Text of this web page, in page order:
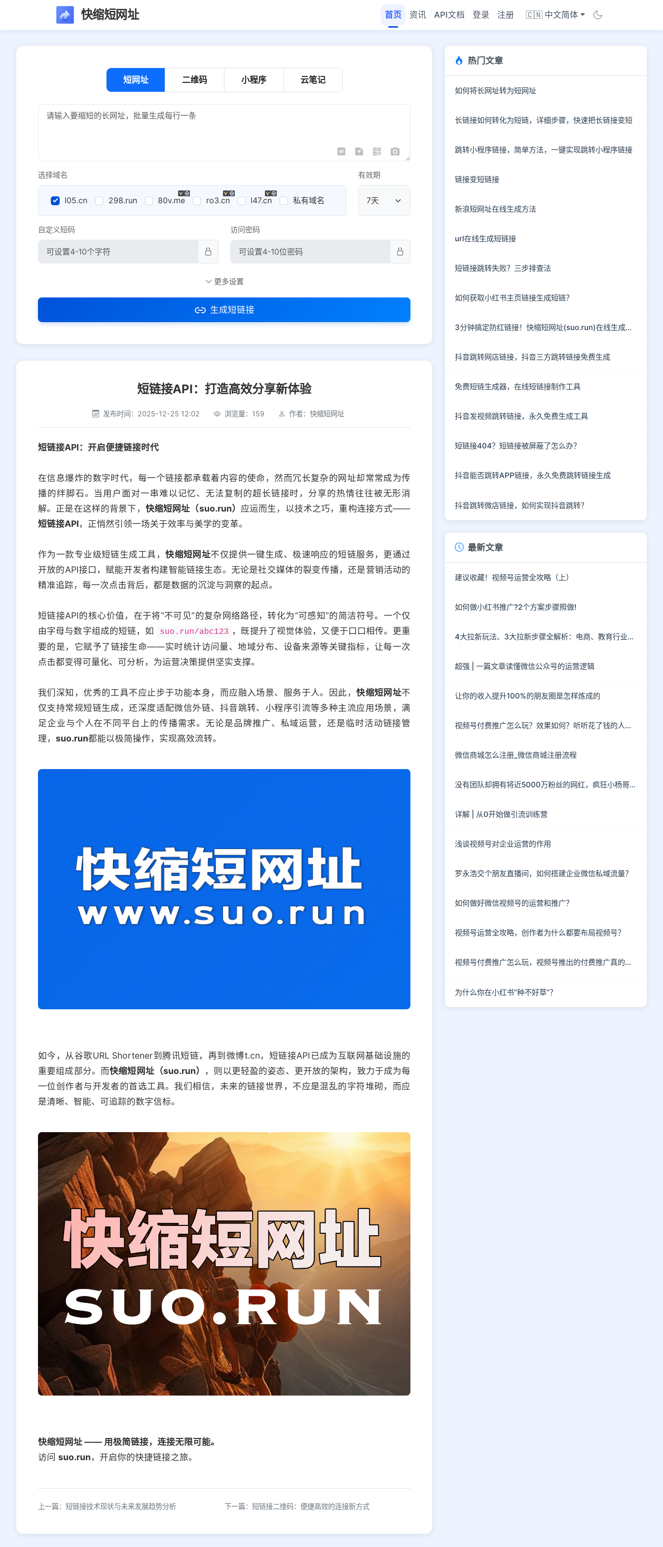
快缩短网址 首页 资讯 API文档 登录 注册 🇨🇳 中文简体
短网址 二维码 小程序 云笔记
选择域名
l05.cn 298.run 80v.me ro3.cn l47.cn 私有域名 公共域名
有效期
自定义短码 访问密码
社交平台 电商平台
选择防红平台类型，避免链接被拦截
平台设置
iOS Android PC 其他
更多设置
生成短链接
短链接API：打造高效分享新体验
发布时间：2025-12-25 12:02 浏览量：159 作者：快缩短网址
短链接API：开启便捷链接时代
在信息爆炸的数字时代，每一个链接都承载着内容的使命，然而冗长复杂的网址却常常成为传
播的绊脚石。当用户面对一串难以记忆、无法复制的超长链接时，分享的热情往往被无形消
解。正是在这样的背景下， 快缩短网址（suo.run） 应运而生，以技术之巧，重构连接方式——
短链接API，正悄然引领一场关于效率与美学的变革。
作为一款专业级短链生成工具，快缩短网址不仅提供一键生成、极速响应的短链服务，更通过
开放的API接口，赋能开发者构建智能链接生态。无论是社交媒体的裂变传播，还是营销活动的
精准追踪，每一次点击背后，都是数据的沉淀与洞察的起点。
短链接API的核心价值，在于将“不可见”的复杂网络路径，转化为“可感知”的简洁符号。一个仅
由字母与数字组成的短链，如
suo.run/abc123 ，既提升了视觉体验，又便于口口相传。更重
要的是，它赋予了链接生命——实时统计访问量、地域分布、设备来源等关键指标，让每一次
点击都变得可量化、可分析，为运营决策提供坚实支撑。
我们深知，优秀的工具不应止步于功能本身，而应融入场景、服务于人。因此，快缩短网址不
仅支持常规短链生成，还深度适配微信外链、抖音跳转、小程序引流等多种主流应用场景，满
足企业与个人在不同平台上的传播需求。无论是品牌推广、私域运营，还是临时活动链接管
理， suo.run都能以极简操作，实现高效流转。
如今，从谷歌URL Shortener到腾讯短链，再到微博t.cn，短链接API已成为互联网基础设施的
重要组成部分。而快缩短网址（suo.run）
，则以更轻盈的姿态、更开放的架构，致力于成为每
一位创作者与开发者的首选工具。我们相信，未来的链接世界，不应是混乱的字符堆砌，而应
是清晰、智能、可追踪的数字信标。
快缩短网址 —— 用极简链接，连接无限可能。
访问 suo.run，开启你的快捷链接之旅。
上一篇：短链接技术现状与未来发展趋势分析 下一篇：短链接二维码：便捷高效的连接新方式
热门文章
如何将长网址转为短网址
长链接如何转化为短链，详细步骤，快速把长链接变短
跳转小程序链接，简单方法，一键实现跳转小程序链接
链接变短链接
新浪短网址在线生成方法
url在线生成短链接
短链接跳转失败？三步排查法
如何获取小红书主页链接生成短链？
3分钟搞定防红链接！快缩短网址(suo.run)在线生成指南
抖音跳转网店链接，抖音三方跳转链接免费生成
免费短链生成器，在线短链接制作工具
抖音发视频跳转链接，永久免费生成工具
短链接404？短链接被屏蔽了怎么办？
抖音能否跳转APP链接，永久免费跳转链接生成
抖音跳转微店链接，如何实现抖音跳转？
最新文章
建议收藏！视频号运营全攻略（上）
如何做小红书推广?2个方案步骤照做!
4大拉新玩法、3大拉新步骤全解析：电商、教育行业社群如何拉新？
超强 | 一篇文章读懂微信公众号的运营逻辑
让你的收入提升100%的朋友圈是怎样炼成的
视频号付费推广怎么玩？效果如何？听听花了钱的人怎么说？
微信商城怎么注册_微信商城注册流程
没有团队却拥有将近5000万粉丝的网红，疯狂小杨哥到底有“多疯狂”？
详解 | 从0开始做引流训练营
浅谈视频号对企业运营的作用
罗永浩交个朋友直播间，如何搭建企业微信私域流量？
如何做好微信视频号的运营和推广？
视频号运营全攻略，创作者为什么都要布局视频号？
视频号付费推广怎么玩，视频号推出的付费推广真的有效吗？
为什么你在小红书“种不好草”？